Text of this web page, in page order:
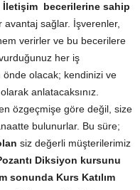
becerilerine sahip
avantaj sağlar. İşverenler,
verirler ve bu becerilere
her iş
olacak; kendinizi ve
anlatacaksınız.
özgeçmişe göre değil, size
bulunurlar. Bu süre;
siz değerli müşterilerimiz
Diksiyon kursunu
sonunda Kurs Katılım